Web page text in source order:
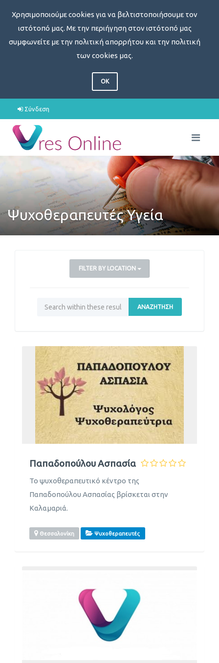
Χρησιμοποιούμε cookies για να βελτιστοποιήσουμε τον
ιστότοπό μας. Με την περιήγηση στον ιστότοπό μας
συμφωνείτε με την πολιτική απορρήτου και την πολιτική
των cookies μας.
OK
Σύνδεση
Ψυχοθεραπευτές Υγεία
FILTER BY LOCATION
ΑΝΑΖΉΤΗΣΗ
Παπαδοπούλου Ασπασία
Το ψυχοθεραπευτικό κέντρο της
Παπαδοπούλου Ασπασίας βρίσκεται στην
Καλαμαριά.
Θεσσαλονίκη Ψυχοθεραπευτές